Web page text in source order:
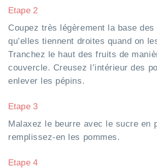
Etape 2
Coupez très légèrement la base des
qu’elles tiennent droites quand on
Tranchez le haut des fruits de
couvercle. Creusez l’intérieur des
enlever les pépins.
Etape 3
Malaxez le beurre avec le sucre en
remplissez-en les pommes.
Etape 4